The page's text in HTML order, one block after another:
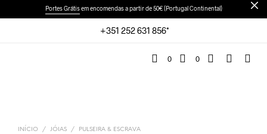
Portes Grátisem encomendas a partir de 50€ (Portugal Continental)
+351 252 631 856*
0 0
INÍCIO / JÓIAS / PULSEIRA & ESCRAVA